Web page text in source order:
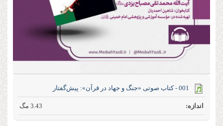
001 - کتاب صوتی «جنگ و جهاد در قرآن»: پیش‌گفتار
3.43 مگ